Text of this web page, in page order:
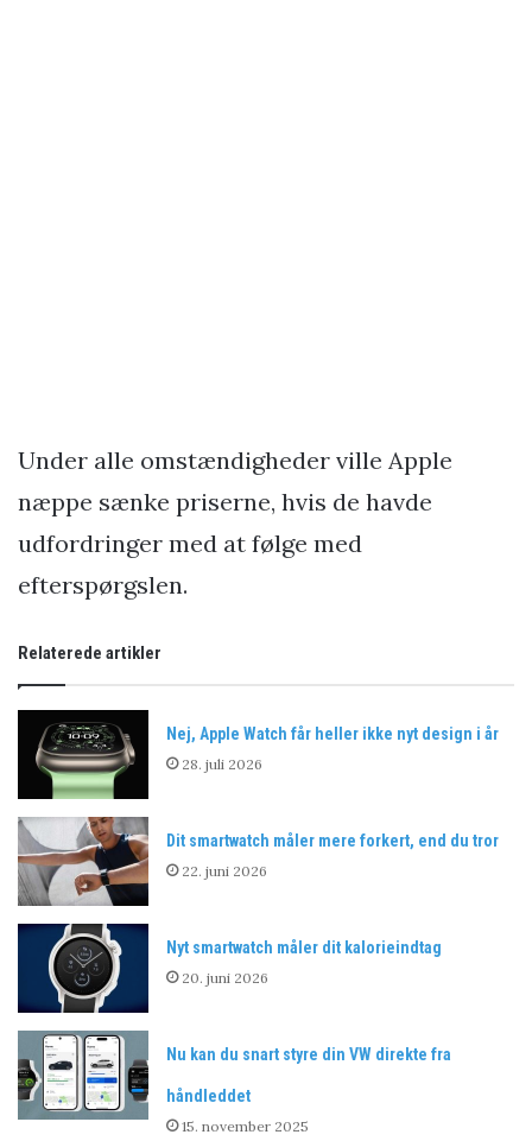
Under alle omstændigheder ville Apple
næppe sænke priserne, hvis de havde
udfordringer med at følge med
efterspørgslen.
Relaterede artikler
Nej, Apple Watch får heller ikke nyt design i år
28. juli 2026
Dit smartwatch måler mere forkert, end du tror
22. juni 2026
Nyt smartwatch måler dit kalorieindtag
20. juni 2026
Nu kan du snart styre din VW direkte fra
håndleddet
15. november 2025